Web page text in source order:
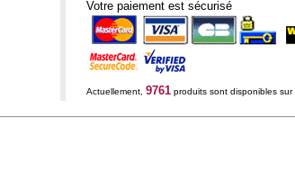
Votre paiement est sécurisé
Actuellement, 9761produits sont disponibles sur